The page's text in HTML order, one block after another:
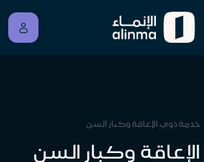
خدمة ذوي الإعاقة وكبار السن
وكبار السن